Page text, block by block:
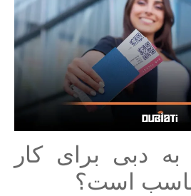
به دبی برای کار
است؟